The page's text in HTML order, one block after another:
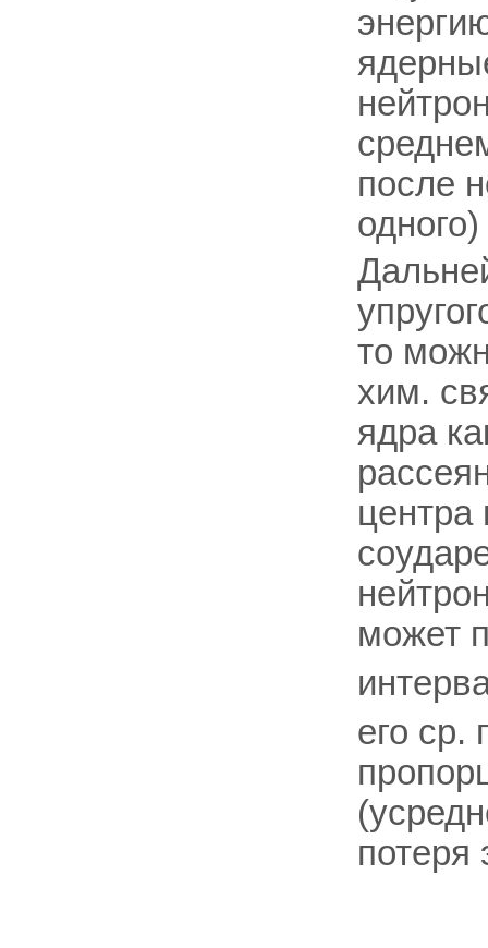
после
то
хим.
ядра
центра
может
его ср.
потеря